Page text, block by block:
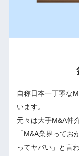
自称日本一丁寧な
います。
元々は大手M&A仲
「M&A業界って
ってヤバい」と言